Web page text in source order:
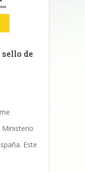
sello de
Este